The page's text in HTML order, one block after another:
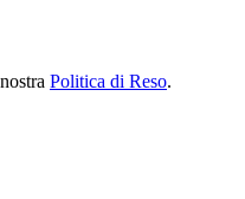
Politica di Reso.